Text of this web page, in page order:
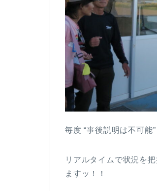
毎度 “事後説明は不可能
リアルタイムで状況を
ますッ！！